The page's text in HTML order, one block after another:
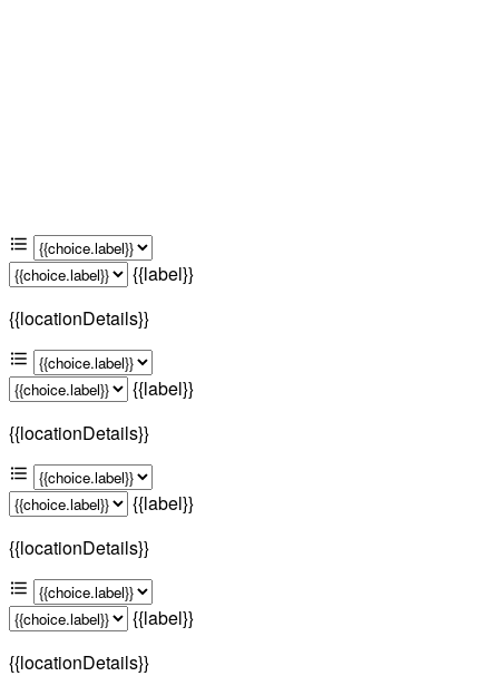
{{label}}
{{locationDetails}}
{{label}}
{{locationDetails}}
{{label}}
{{locationDetails}}
{{label}}
{{locationDetails}}